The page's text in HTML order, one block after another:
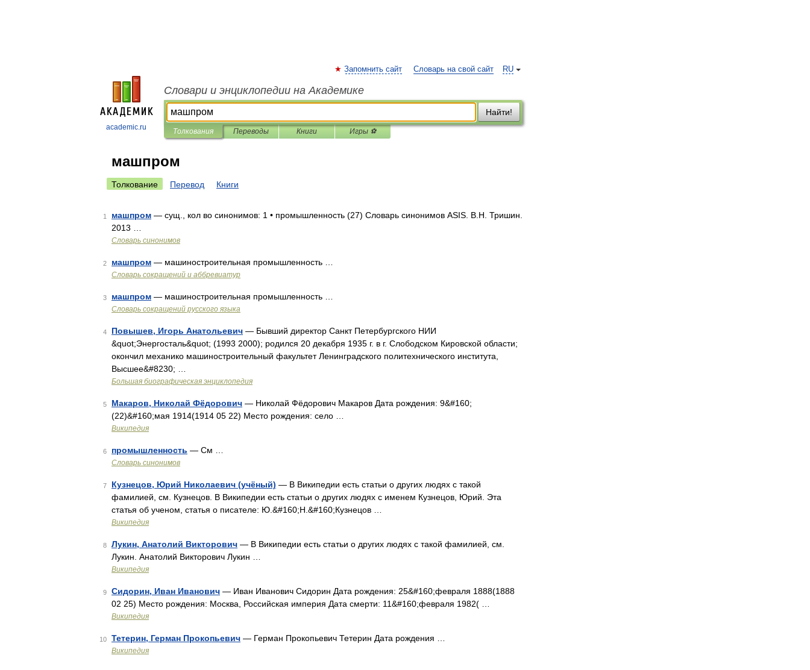
academic.ru
RU
Запомнить сайт Словарь на свой сайт
Словари и энциклопедии на Академике
Найти!
Толкования Переводы Книги Игры ⚽
машпром
Толкование Перевод Книги
1 машпром — сущ., кол во синонимов: 1 • промышленность (27) Словарь синонимов ASIS. В.Н. Тришин.
2013 …
Словарь синонимов
2 машпром — машиностроительная промышленность …
Словарь сокращений и аббревиатур
3 машпром — машиностроительная промышленность …
Словарь сокращений русского языка
4 Повышев, Игорь Анатольевич — Бывший директор Санкт Петербургского НИИ
&quot;Энергосталь&quot; (1993 2000); родился 20 декабря 1935 г. в г. Слободском Кировской области;
окончил механико машиностроительный факультет Ленинградского политехнического института,
Высшее&#8230; …
Большая биографическая энциклопедия
5 Макаров, Николай Фёдорович — Николай Фёдорович Макаров Дата рождения: 9&#160;
(22)&#160;мая 1914(1914 05 22) Место рождения: село …
Википедия
6 промышленность — См …
Словарь синонимов
7 Кузнецов, Юрий Николаевич (учёный) — В Википедии есть статьи о других людях с такой
фамилией, см. Кузнецов. В Википедии есть статьи о других людях с именем Кузнецов, Юрий. Эта
статья об ученом, статья о писателе: Ю.&#160;Н.&#160;Кузнецов …
Википедия
8 Лукин, Анатолий Викторович — В Википедии есть статьи о других людях с такой фамилией, см.
Лукин. Анатолий Викторович Лукин …
Википедия
9 Сидорин, Иван Иванович — Иван Иванович Сидорин Дата рождения: 25&#160;февраля 1888(1888
02 25) Место рождения: Москва, Российская империя Дата смерти: 11&#160;февраля 1982( …
Википедия
10 Тетерин, Герман Прокопьевич — Герман Прокопьевич Тетерин Дата рождения …
Википедия